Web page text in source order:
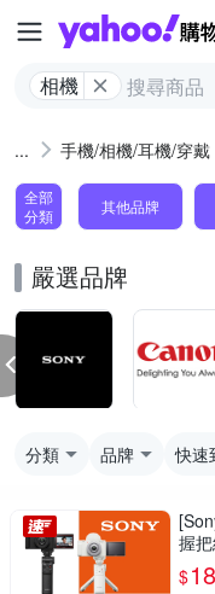
相機
手機/相機/耳機/穿戴
全部
分類
其他品牌
嚴選品牌
分類 品牌 快速
握
$